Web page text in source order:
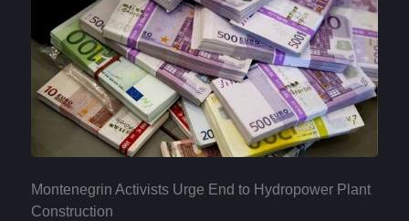
Montenegrin Activists Urge End to Hydropower Plant
Construction